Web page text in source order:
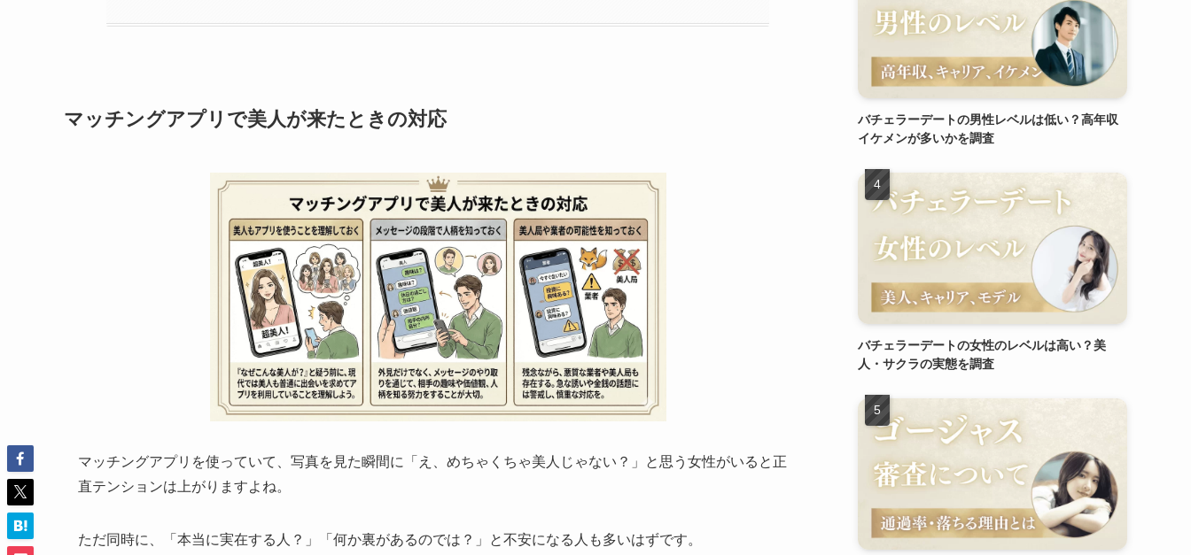
マッチングアプリで美人が来たときの対応
マッチングアプリを使っていて、写真を見た瞬間に「え、めちゃくちゃ美人じゃない？」と思う女性がいると正
直テンションは上がりますよね。
ただ同時に、「本当に実在する人？」「何か裏があるのでは？」と不安になる人も多いはずです。
バチェラーデートの男性レベルは低い？高年収
イケメンが多いかを調査
バチェラーデートの女性のレベルは高い？美
人・サクラの実態を調査